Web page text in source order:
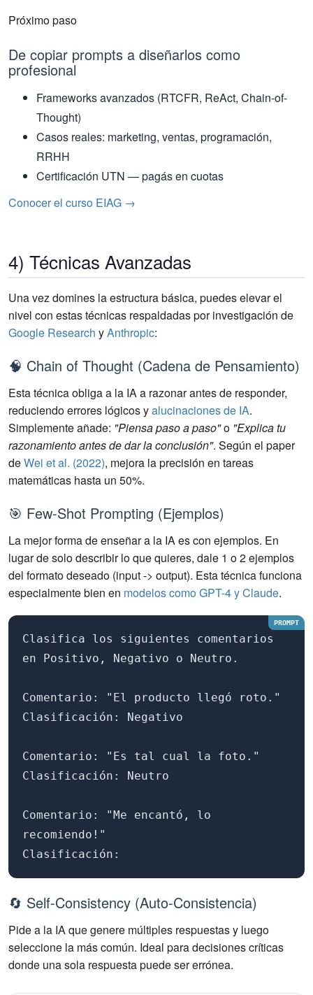
Próximo paso
De copiar prompts a diseñarlos como
profesional
Frameworks avanzados (RTCFR, ReAct, Chain-of-
Thought)
Casos reales: marketing, ventas, programación,
RRHH
Certificación UTN — pagás en cuotas
Conocer el curso EIAG →
4) Técnicas Avanzadas
Una vez domines la estructura básica, puedes elevar el
nivel con estas técnicas respaldadas por investigación de
Google Research yAnthropic:
🧠 Chain of Thought (Cadena de Pensamiento)
Esta técnica obliga a la IA a razonar antes de responder,
reduciendo errores lógicos yalucinaciones de IA.
Simplemente añade: "Piensa paso a paso"o "Explica tu
razonamiento antes de dar la conclusión". Según el paper
deWei et al. (2022), mejora la precisión en tareas
matemáticas hasta un 50%.
🎯 Few-Shot Prompting (Ejemplos)
La mejor forma de enseñar a la IA es con ejemplos. En
lugar de solo describir lo que quieres, dale 1 o 2 ejemplos
del formato deseado (input -> output). Esta técnica funciona
especialmente bien en modelos como GPT-4 y Claude.
Clasifica los siguientes comentarios
en Positivo, Negativo o Neutro.
Comentario: "El producto llegó roto."
Clasificación: Negativo
Comentario: "Es tal cual la foto."
Clasificación: Neutro
Comentario: "Me encantó, lo
recomiendo!"
Clasificación:
🔄 Self-Consistency (Auto-Consistencia)
Pide a la IA que genere múltiples respuestas y luego
seleccione la más común. Ideal para decisiones críticas
donde una sola respuesta puede ser errónea.